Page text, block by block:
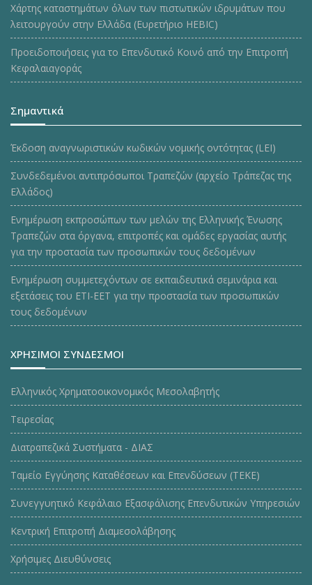
Χάρτης καταστημάτων όλων των πιστωτικών ιδρυμάτων που
λειτουργούν στην Ελλάδα (Ευρετήριο HEBIC)
Προειδοποιήσεις για το Επενδυτικό Κοινό από την Επιτροπή
Κεφαλαιαγοράς
Σημαντικά
Έκδοση αναγνωριστικών κωδικών νομικής οντότητας (LEI)
Συνδεδεμένοι αντιπρόσωποι Τραπεζών (αρχείο Τράπεζας της
Ελλάδος)
Ενημέρωση εκπροσώπων των μελών της Ελληνικής Ένωσης
Τραπεζών στα όργανα, επιτροπές και ομάδες εργασίας αυτής
για την προστασία των προσωπικών τους δεδομένων
Ενημέρωση συμμετεχόντων σε εκπαιδευτικά σεμινάρια και
εξετάσεις του ΕΤΙ-ΕΕΤ για την προστασία των προσωπικών
τους δεδομένων
ΧΡΗΣΙΜΟΙ ΣΥΝΔΕΣΜΟΙ
Ελληνικός Χρηματοοικονομικός Μεσολαβητής
Τειρεσίας
Διατραπεζικά Συστήματα - ΔΙΑΣ
Ταμείο Εγγύησης Καταθέσεων και Επενδύσεων (ΤΕΚE)
Συνεγγυητικό Κεφάλαιο Εξασφάλισης Επενδυτικών Υπηρεσιών
Κεντρική Επιτροπή Διαμεσολάβησης
Χρήσιμες Διευθύνσεις